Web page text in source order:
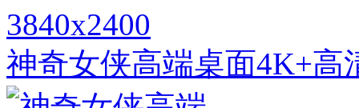
3840x2400
神奇女侠高端桌面4K+高